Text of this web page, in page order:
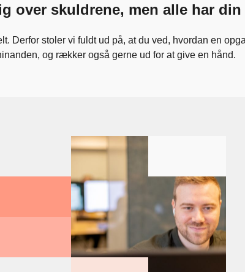
over skuldrene, men alle har din
Derfor stoler vi fuldt ud på, at du ved, hvordan en
og rækker også gerne ud for at give en hånd.